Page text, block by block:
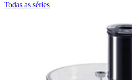
Todas as séries